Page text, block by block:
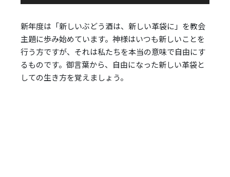
レ
ー
ヤ
ー
新年度は「新しいぶどう酒は、新しい革袋に」を教会
主題に歩み始めています。神様はいつも新しいことを
行う方ですが、それは私たちを本当の意味で自由にす
るものです。御言葉から、自由になった新しい革袋と
しての生き方を覚えましょう。